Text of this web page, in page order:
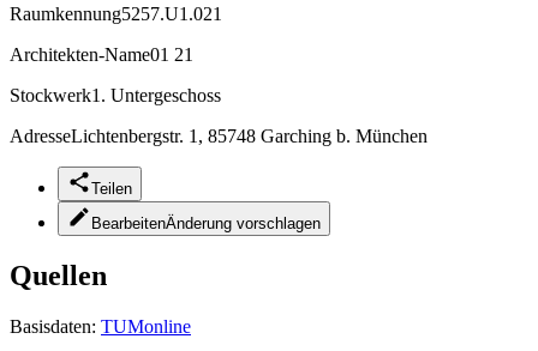
Raumkennung5257.U1.021
Architekten-Name01 21
Stockwerk1. Untergeschoss
AdresseLichtenbergstr. 1, 85748 Garching b. München
Teilen
BearbeitenÄnderung vorschlagen
Quellen
Basisdaten: TUMonline